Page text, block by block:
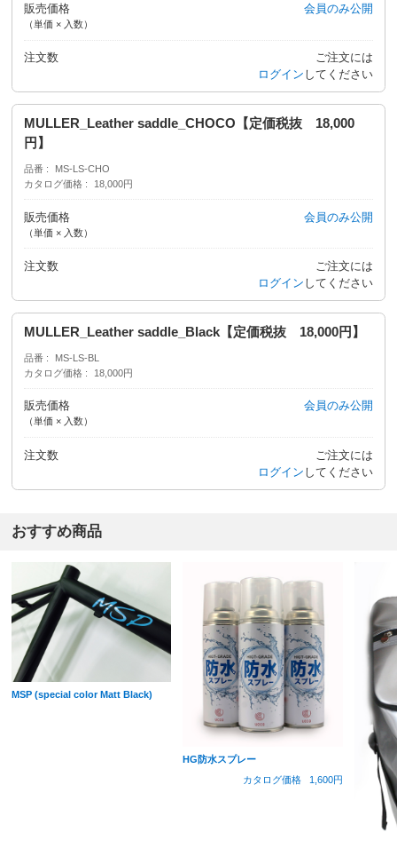
販売価格
（単価 × 入数）
会員のみ公開
注文数
ご注文には
ログイン してください
MULLER_Leather saddle_CHOCO【定価税抜 18,000
円】
品番
MS-LS-CHO
カタログ価格
18,000円
販売価格
（単価 × 入数）
会員のみ公開
注文数
ご注文には
ログイン してください
MULLER_Leather saddle_Black【定価税抜 18,000円】
品番
MS-LS-BL
カタログ価格
18,000円
販売価格
（単価 × 入数）
会員のみ公開
注文数
ご注文には
ログイン してください
おすすめ商品
MSP (special color Matt Black)
HG防水スプレー
カタログ価格
1,600円